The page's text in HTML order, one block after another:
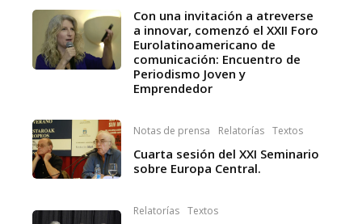
Con una invitación a atreverse
a innovar, comenzó el XXII Foro
Eurolatinoamericano de
comunicación: Encuentro de
Periodismo Joven y
Emprendedor
Notas de prensa Relatorías Textos
Cuarta sesión del XXI Seminario
sobre Europa Central.
Relatorías Textos